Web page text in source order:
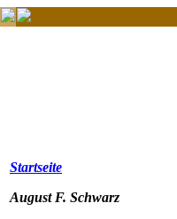
Startseite
August F. Schwarz